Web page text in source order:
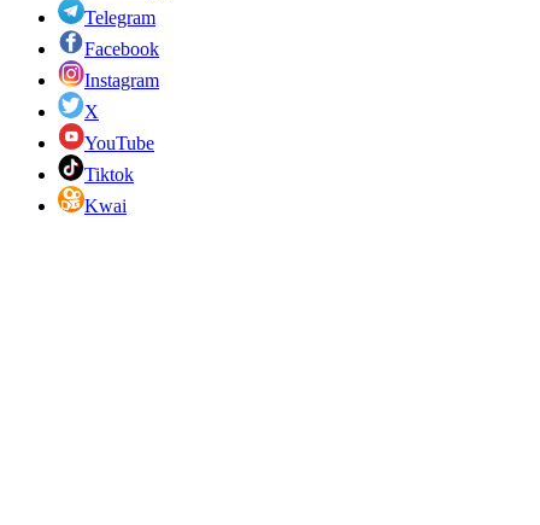
Telegram
Facebook
Instagram
X
YouTube
Tiktok
Kwai